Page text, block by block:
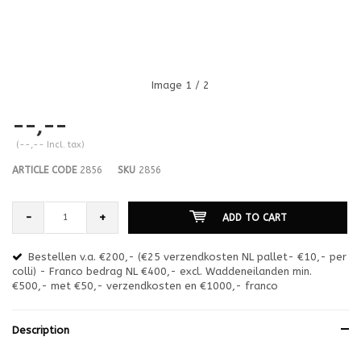
Image 1 / 2
--,--
(--,-- Incl. tax)
ARTICLE CODE2856 SKU 2856
- + ADD TO CART
Bestellen v.a. €200,- (€25 verzendkosten NL pallet- €10,- per
colli) - Franco bedrag NL €400,- excl. Waddeneilanden min.
€500,- met €50,- verzendkosten en €1000,- franco
Description